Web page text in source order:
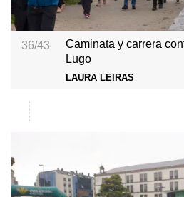
36/43
Caminata y carrera
Lugo
LAURA LEIRAS